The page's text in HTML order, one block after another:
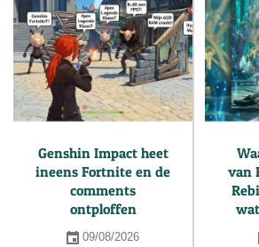
Genshin Impact heet
ineens Fortnite en de
comments
ontploffen
09/08/2026
van